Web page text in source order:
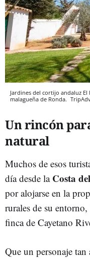
Jardines del cortijo andaluz El
malagueña de Ronda.
Un rincón
natural
Muchos de esos
día desde la Costa
por alojarse en la
rurales de su
finca de Cayetano
Que un personaje